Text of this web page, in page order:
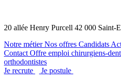
20 allée Henry Purcell 42 000 Saint-
Notre métierNos offres Candidats
Contact Offre emploi chirurgiens-
orthodontistes
Je recrute
Je postule